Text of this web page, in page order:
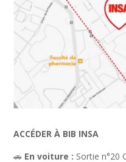
ACCÉDER À BIB INSA
🚗 En voiture : Sortie n°20